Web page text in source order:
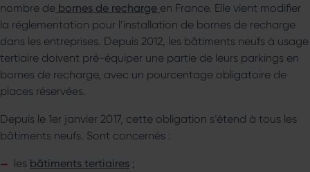
nombre de bornes de recharge en France. Elle vient modifier
la réglementation pour l’installation de bornes de recharge
dans les entreprises. Depuis 2012, les bâtiments neufs à usage
tertiaire doivent pré-équiper une partie de leurs parkings en
bornes de recharge, avec un pourcentage obligatoire de
places réservées.
Depuis le 1er janvier 2017, cette obligation s’étend à tous les
bâtiments neufs. Sont concernés :
les bâtiments tertiaires ;